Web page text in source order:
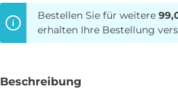
Bestellen Sie für weitere
erhalten Ihre Bestellung
Beschreibung